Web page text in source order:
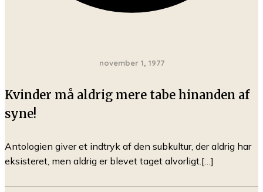
november 1, 1977
Kvinder må aldrig mere tabe hinanden af
syne!
Antologien giver et indtryk af den subkultur, der aldrig har
eksisteret, men aldrig er blevet taget alvorligt.[…]